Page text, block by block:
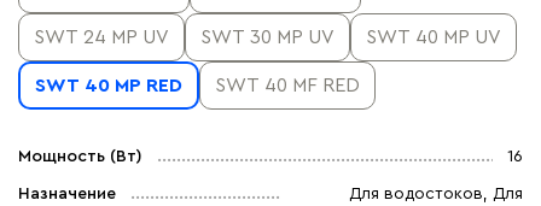
SWT 24 MP UV SWT 30 MP UV SWT 40 MP UV
SWT 40 MP RED SWT 40 MF RED
Мощность (Вт) 16
Назначение
Для водостоков, Для